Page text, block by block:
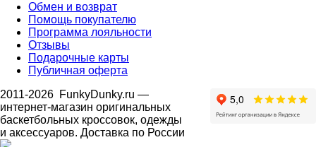
Обмен и возврат
Помощь покупателю
Программа лояльности
Отзывы
Подарочные карты
Публичная оферта
2011-2026 FunkyDunky.ru —
интернет-магазин оригинальных
баскетбольных кроссовок, одежды
и аксессуаров. Доставка по России